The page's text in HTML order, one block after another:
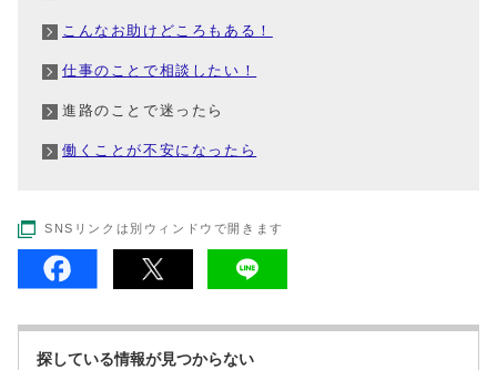
こんなお助けどころもある！
仕事のことで相談したい！
進路のことで迷ったら
働くことが不安になったら
SNSリンクは別ウィンドウで開きます
探している情報が見つからない